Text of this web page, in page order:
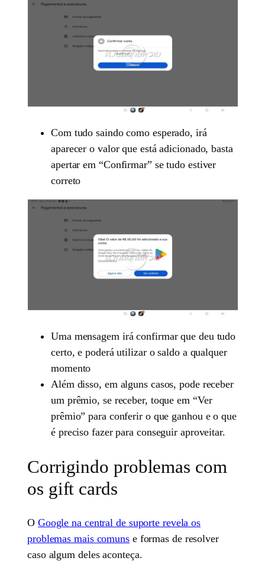
Com tudo saindo como esperado, irá
aparecer o valor que está adicionado, basta
apertar em “Confirmar” se tudo estiver
correto
Uma mensagem irá confirmar que deu tudo
certo, e poderá utilizar o saldo a qualquer
momento
Além disso, em alguns casos, pode receber
um prêmio, se receber, toque em “Ver
prêmio” para conferir o que ganhou e o que
é preciso fazer para conseguir aproveitar.
Corrigindo problemas com
os gift cards
O Google na central de suporte revela os
problemas mais comunse formas de resolver
caso algum deles aconteça.